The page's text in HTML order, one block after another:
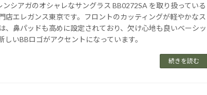
シアガのオシャレなサングラス BB0272SA を取り扱っている
店エレガンス東京です。フロントのカッティングが軽やかなス
、鼻パッドも高めに設定されており、欠け心地も良いベーシッ
しいBBロゴがアクセントになっています。
続きを読む